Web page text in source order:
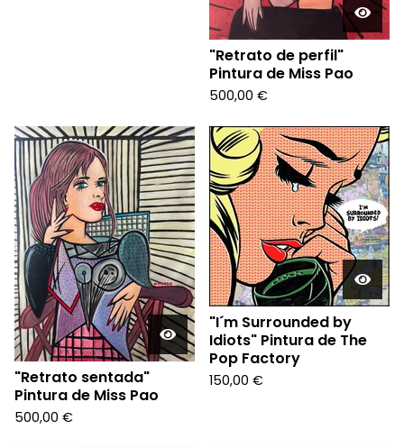
"Retrato de perfil"
Pintura de Miss Pao
500,00 €
"Retrato sentada"
Pintura de Miss Pao
500,00 €
"I´m Surrounded by
Idiots" Pintura de The
Pop Factory
150,00 €